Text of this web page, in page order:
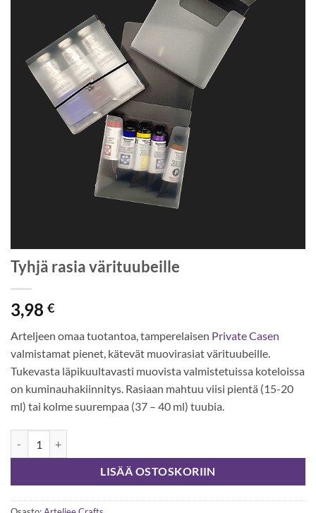
Tyhjä rasia värituubeille
3,98 €
Arteljeen omaa tuotantoa, tamperelaisen Private Casen
valmistamat pienet, kätevät muovirasiat värituubeille.
Tukevasta läpikuultavasti muovista valmistetuissa koteloissa
on kuminauhakiinnitys. Rasiaan mahtuu viisi pientä (15-20
ml) tai kolme suurempaa (37 – 40 ml) tuubia.
LISÄÄ OSTOSKORIIN